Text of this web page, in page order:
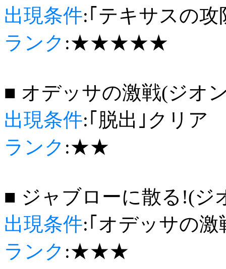
出現条件:｢テキサスの攻
ランク :★★★★★
■ オデッサの激戦(ジオ
出現条件:｢脱出｣クリア
ランク :★★
■ ジャブローに散る!(ジ
出現条件:｢オデッサの
ランク :★★★